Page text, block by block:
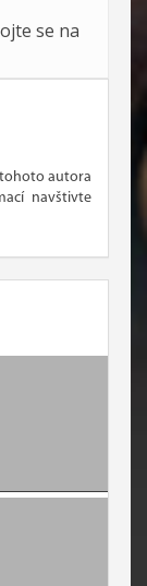
se na
autora
navštivte